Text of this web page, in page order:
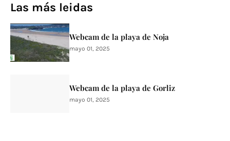
Las más leidas
Webcam de la playa de Noja
mayo 01, 2025
Webcam de la playa de Gorliz
mayo 01, 2025